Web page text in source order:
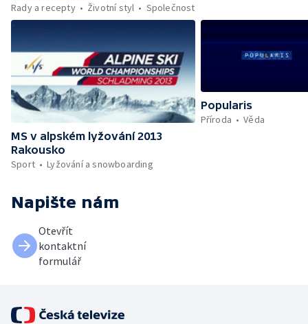
Rady a recepty
Životní styl Společnost
MS v alpském lyžování 2013
Rakousko
Sport
Lyžování a snowboarding
Popularis
Příroda
Věda
Napište nám
Otevřít
kontaktní
formulář